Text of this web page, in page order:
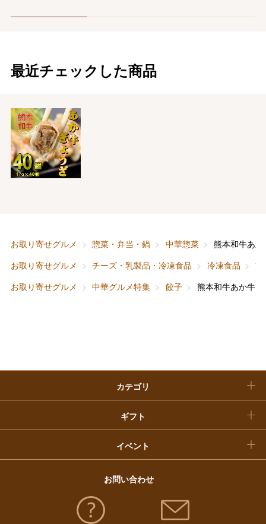
最近チェックした商品
お取り寄せグルメ 惣菜・弁当・鍋 中華惣菜
熊本和牛あ
お取り寄せグルメ
チーズ・乳製品・冷凍食品 冷凍食品
熊
お取り寄せグルメ
中華グルメ特集 餃子 熊本和牛あか牛
カテゴリ
ベビー＆キッズ
ギフト
お香典返し
快気祝い
イベント
バレンタインチョコレート
お中元
敬老の日
福袋
お問い合わせ